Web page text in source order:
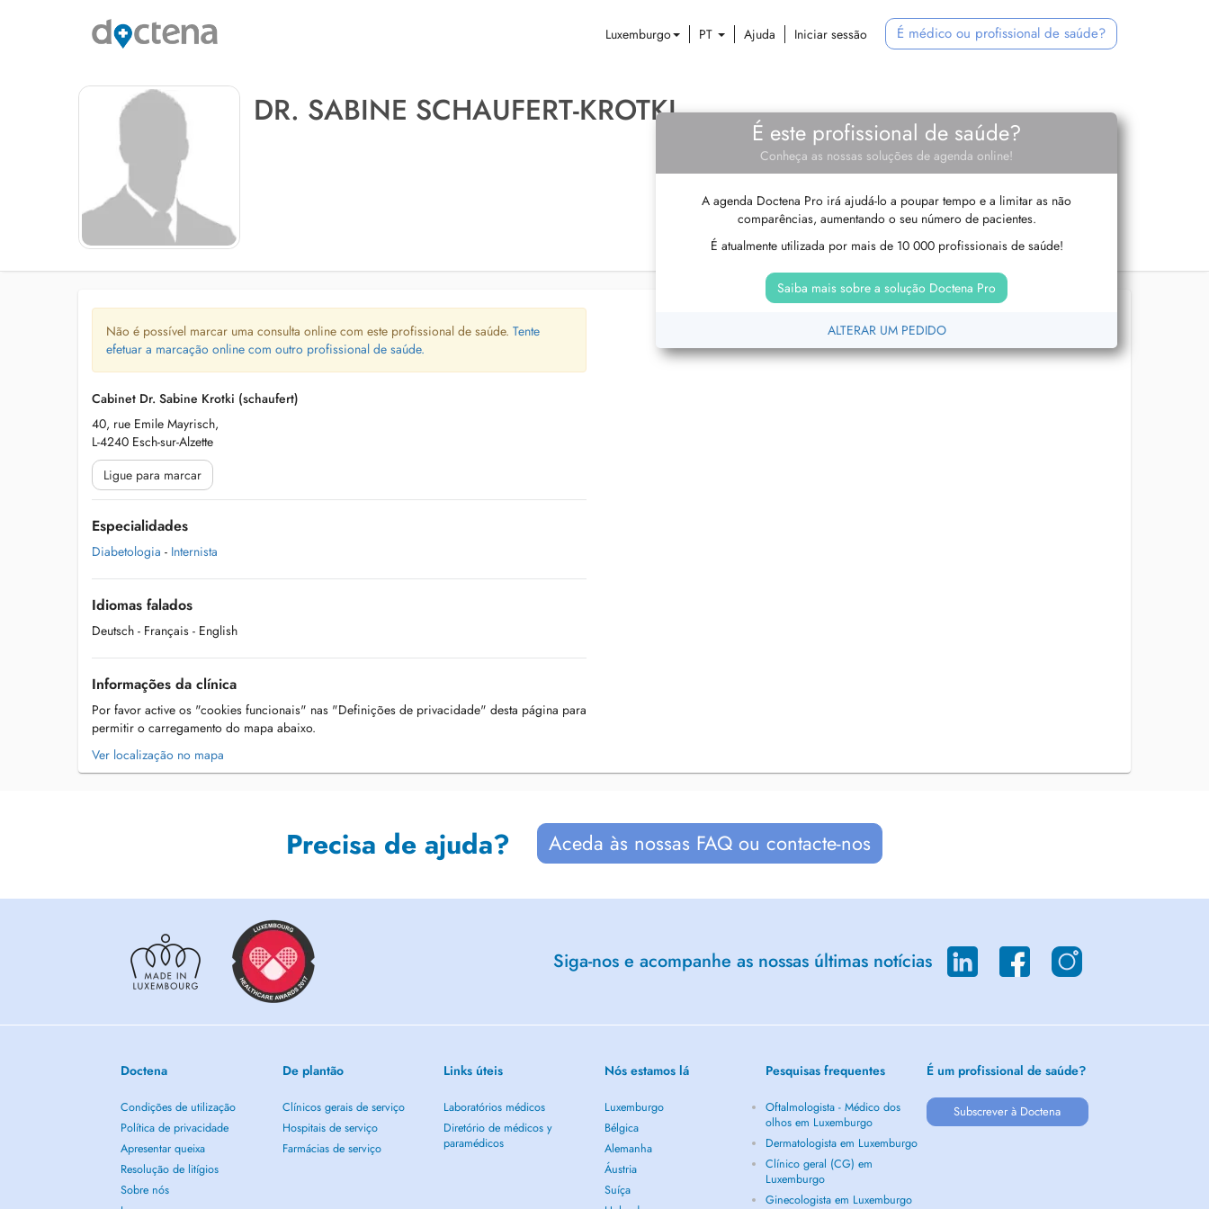
Luxemburgo PT Ajuda Iniciar sessão É médico ou profissional de saúde?
DR. SABINE SCHAUFERT-KROTKI
É este profissional de saúde?
Conheça as nossas soluções de agenda online!
A agenda Doctena Pro irá ajudá-lo a poupar tempo e a limitar as não
comparências, aumentando o seu número de pacientes.
É atualmente utilizada por mais de 10 000 profissionais de saúde!
Saiba mais sobre a solução Doctena Pro
ALTERAR UM PEDIDO
Não é possível marcar uma consulta online com este profissional de saúde. Tente
efetuar a marcação online com outro profissional de saúde.
Cabinet Dr. Sabine Krotki (schaufert)
40, rue Emile Mayrisch,
L-4240 Esch-sur-Alzette
Ligue para marcar
Especialidades
Diabetologia - Internista
Idiomas falados
Deutsch - Français - English
Informações da clínica
Por favor active os "cookies funcionais" nas "Definições de privacidade" desta página para
permitir o carregamento do mapa abaixo.
Ver localização no mapa
Precisa de ajuda? Aceda às nossas FAQ ou contacte-nos
Siga-nos e acompanhe as nossas últimas notícias
Doctena
Condições de utilização
Política de privacidade
Apresentar queixa
Resolução de litígios
Sobre nós
De plantão
Clínicos gerais de serviço
Hospitais de serviço
Farmácias de serviço
Links úteis
Laboratórios médicos
Diretório de médicos y
paramédicos
Nós estamos lá
Luxemburgo
Bélgica
Alemanha
Áustria
Suíça
Pesquisas frequentes
Oftalmologista - Médico dos
olhos em Luxemburgo
Dermatologista em Luxemburgo
Clínico geral (CG) em
Luxemburgo
Ginecologista em Luxemburgo
É um profissional de saúde?
Subscrever à Doctena